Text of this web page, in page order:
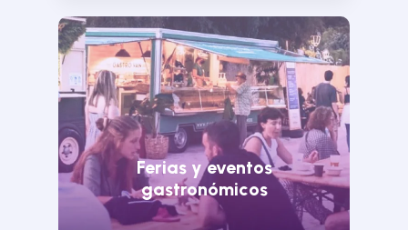
Ferias y eventos
gastronómicos